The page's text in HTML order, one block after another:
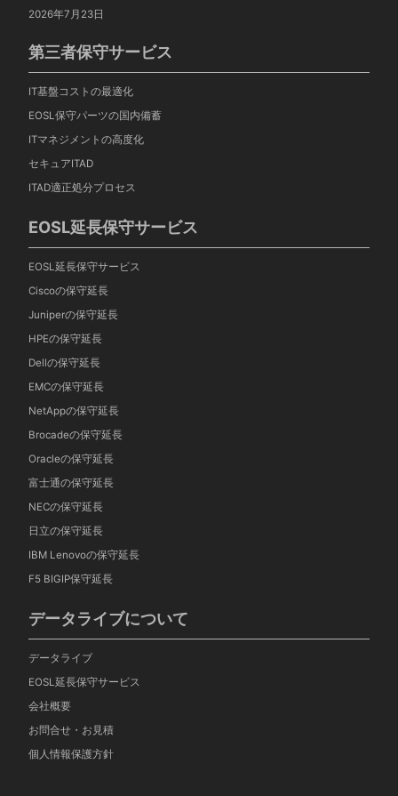
2026年7月23日
第三者保守サービス
IT基盤コストの最適化
EOSL保守パーツの国内備蓄
ITマネジメントの高度化
セキュアITAD
ITAD適正処分プロセス
EOSL延長保守サービス
EOSL延長保守サービス
Ciscoの保守延長
Juniperの保守延長
HPEの保守延長
Dellの保守延長
EMCの保守延長
NetAppの保守延長
Brocadeの保守延長
Oracleの保守延長
富士通の保守延長
NECの保守延長
日立の保守延長
IBM Lenovoの保守延長
F5 BIGIP保守延長
データライブについて
データライブ
EOSL延長保守サービス
会社概要
お問合せ・お見積
個人情報保護方針